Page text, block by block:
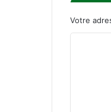
Votre